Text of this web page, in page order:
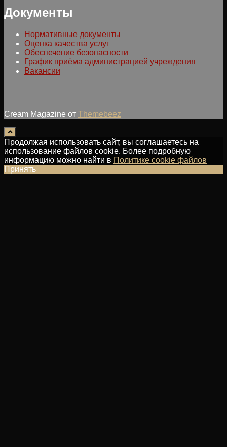
Документы
Нормативные документы
Оценка качества услуг
Обеспечение безопасности
График приёма администрацией учреждения
Вакансии
Cream Magazine от Themebeez
Продолжая использовать сайт, вы соглашаетесь на
использование файлов cookie. Более подробную
информацию можно найти в Политике cookie файлов
Принять